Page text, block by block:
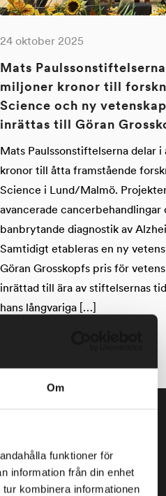
Om
funktioner för
information från din enhet
kombinera informationen
24 oktober 2025
Mats Paulssonstiftelserna
miljoner kronor till
Science och ny
inrättas till Göran
Mats Paulssonstiftelserna delar i
kronor till åtta framstående
Science i Lund/Malmö.
avancerade cancerbehandlingar
banbrytande diagnostik av
Samtidigt etableras en ny
Göran Grosskopfs pris för
inrättad till ära av stiftelsernas
hans långvariga […]